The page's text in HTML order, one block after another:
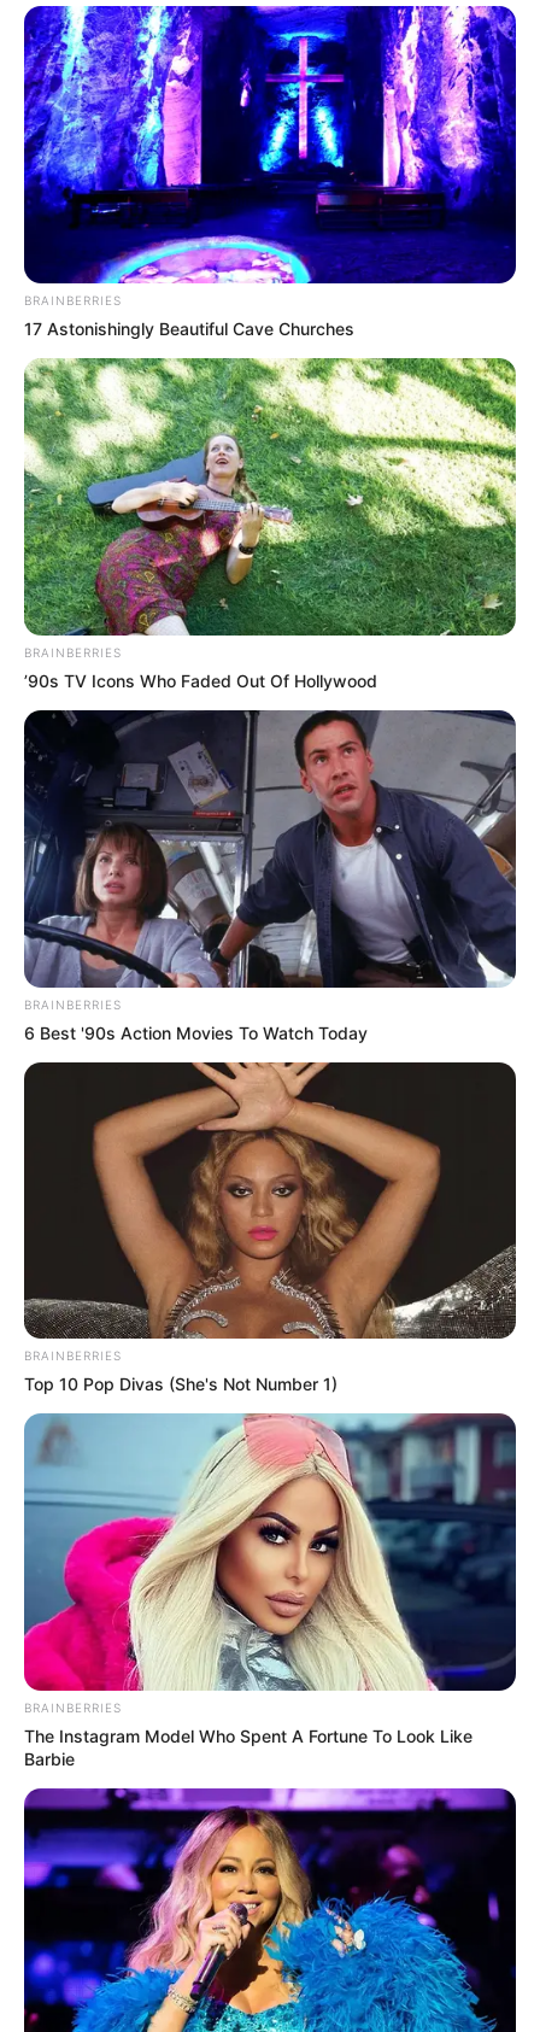
BRAINBERRIES
17 Astonishingly Beautiful Cave Churches
BRAINBERRIES
’90s TV Icons Who Faded Out Of Hollywood
BRAINBERRIES
6 Best '90s Action Movies To Watch Today
BRAINBERRIES
Top 10 Pop Divas (She's Not Number 1)
BRAINBERRIES
The Instagram Model Who Spent A Fortune To Look Like
Barbie